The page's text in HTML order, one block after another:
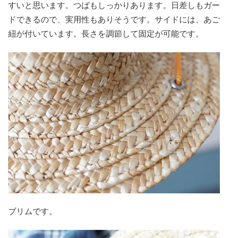
すいと思います。つばもしっかりあります。日差しもガー
ドできるので、実用性もありそうです。サイドには、あご
紐が付いています。長さを調節して固定が可能です。
ブリムです。